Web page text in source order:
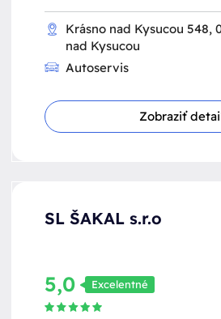
Krásno nad Kysucou 548,
nad Kysucou
Autoservis
Zobraziť
SL ŠAKAL s.r.o
5,0 Excelentné